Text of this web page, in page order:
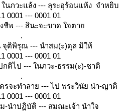
ในภวะแล้ง --- ลุระอุร้อนแห้ง จำหยิบ
0001 --- 0001 01
ชีพ --- สินะจะขาด ใจตา
.
จุติพิรุณ --- นำสม(ะ)ดุล มิให้
0001 --- 0001 01
ติไป --- ในภวะ-ธรรม(ะ)-ชาติ
.
รจะทำลาย --- ไป พระวินัย นำ-ญาติ
0001 --- 0001 01
ำปฏิบัติ --- สมณะเจ้า นำใจ